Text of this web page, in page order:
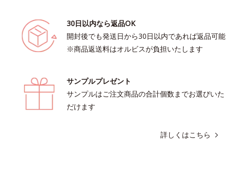
30日以内なら返品OK
開封後でも発送日から30日以内であれば返品可能
※商品返送料はオルビスが負担いたします
サンプルプレゼント
サンプルはご注文商品の合計個数までお選びいた
だけます
詳しくはこちら